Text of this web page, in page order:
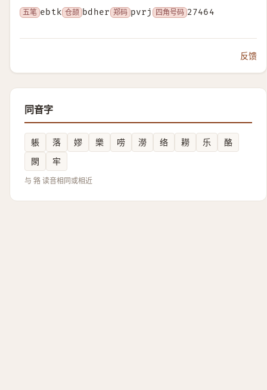
五笔 ebtk 仓颉 bdher 郑码 pvrj 四角号码 27464
反馈
同音字
躼 落 嫪 樂 唠 澇 络 耮 乐
酪
閖
牢
与 嗠 读音相同或相近